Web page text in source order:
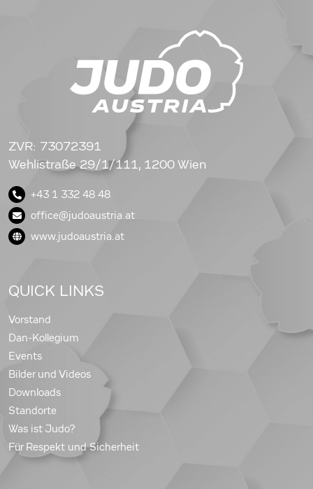
ZVR: 73072391
Wehlistraße 29/1/111, 1200 Wien
+43 1 332 48 48
office@judoaustria.at
www.judoaustria.at
QUICK LINKS
Vorstand
Dan-Kollegium
Events
Bilder und Videos
Downloads
Standorte
Was ist Judo?
Für Respekt und Sicherheit